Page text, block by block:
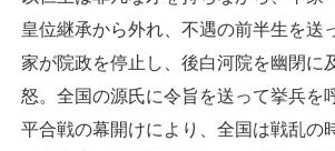
皇位継承から外れ、不遇の前半生を送
家が院政を停止し、後白河院を幽閉に
怒。全国の源氏に令旨を送って挙兵を
平合戦の幕開けにより、全国は戦乱の